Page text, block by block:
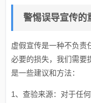
警惕误导宣传的
虚假宣传是一种不负责
必要的损失，我们需要
是一些建议和方法：
1、查验来源：对于任